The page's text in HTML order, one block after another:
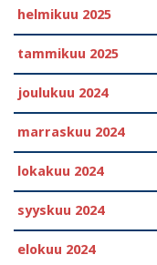
helmikuu 2025
tammikuu 2025
joulukuu 2024
marraskuu 2024
lokakuu 2024
syyskuu 2024
elokuu 2024